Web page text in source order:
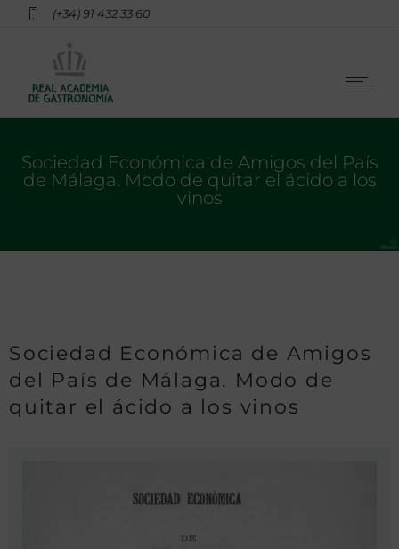
(+34) 91 432 33 60
Sociedad Económica de Amigos del País
de Málaga. Modo de quitar el ácido a los
vinos
Sociedad Económica de Amigos
del País de Málaga. Modo de
quitar el ácido a los vinos